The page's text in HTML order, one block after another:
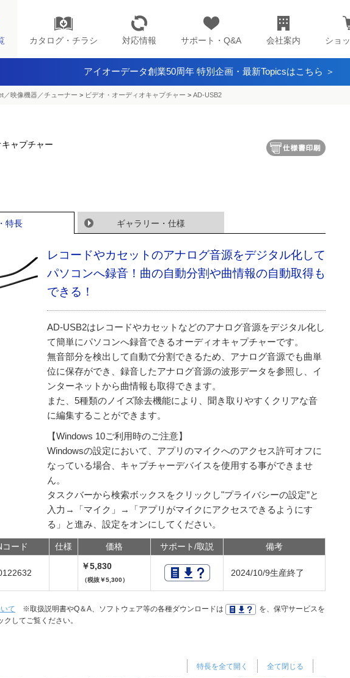
カタログ・チラシ 対応情報 サポート・Q&A 会社案内 ショ
アイオーデータ創業50周年 特別企画・最新Topicsはこちら ＞
／映像機器／チューナー > ビデオ・オーディオキャプチャー > AD-USB2
ャプチャー
特長 ギャラリー・仕様
レコードやカセットのアナログ音源をデジタル化して
パソコンへ録音！曲の自動分割や曲情報の自動取得も
できる！
AD-USB2はレコードやカセットなどのアナログ音源をデジタル化し
て簡単にパソコンへ録音できるオーディオキャプチャーです。
無音部分を検出して自動で分割できるため、アナログ音源でも曲単
位に保存ができ、録音したアナログ音源の波形データを参照し、イ
ンターネットから曲情報も取得できます。
また、5種類のノイズ除去機能により、聞き取りやすくクリアな音
に編集することができます。
【Windows 10ご利用時のご注意】
Windowsの設定において、アプリのマイクへのアクセス許可オフに
なっている場合、キャプチャーデバイスを使用する事ができませ
ん。
タスクバーから検索ボックスをクリックし"プライバシーの設定”と
入力→「マイク」→「アプリがマイクにアクセスできるようにす
る」と進み、設定をオンにしてください。
コード 仕様 価格 サポート/取説 備考
￥5,830
（税抜￥5,300）
2024/10/9生産終了
て ※取扱説明書やQ＆A、ソフトウェア等の各種ダウンロードは
を、保守サービスを
クしてご覧ください。
全て閉じる
特長を全て開く